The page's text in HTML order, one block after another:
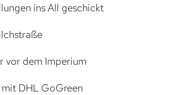
ins All geschickt
vor dem Imperium
DHL GoGreen